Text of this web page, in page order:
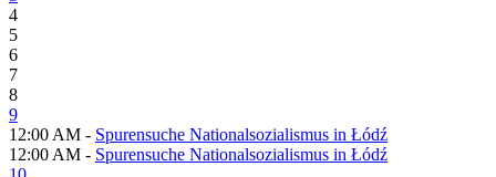
4
5
6
7
8
9
12:00 AM - Spurensuche Nationalsozialismus in Łódź
12:00 AM - Spurensuche Nationalsozialismus in Łódź